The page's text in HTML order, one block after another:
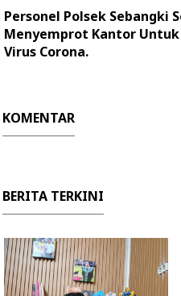
Personel Polsek Sebangki
Menyemprot Kantor
Virus Corona.
KOMENTAR
BERITA TERKINI